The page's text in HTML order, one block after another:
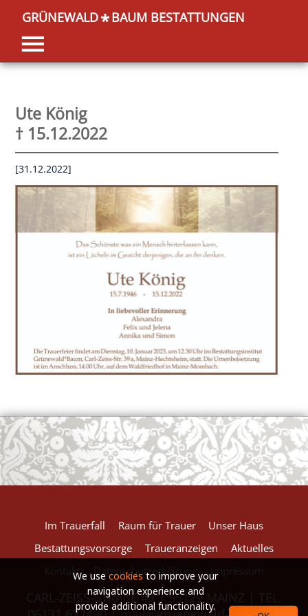
We use cookies to improve your
navigation experience and
provide additional functionality.
European Commission | Cookies Policy
powered by WPCookiePro
GRÜNEWALD*BAUM BESTATTUNGEN
Ute König
† 15.12.2022
[31.12.2022]
Im Trauerfall Raum für Trauer
Unser Haus
Bestattungsvorsorge
Traueranzeigen
Aktuelles
Kontakt
Datenschutzerklärung Impressum
CARL-ZEISS-STRAßE 43 | 55129 MAINZ | TEL.